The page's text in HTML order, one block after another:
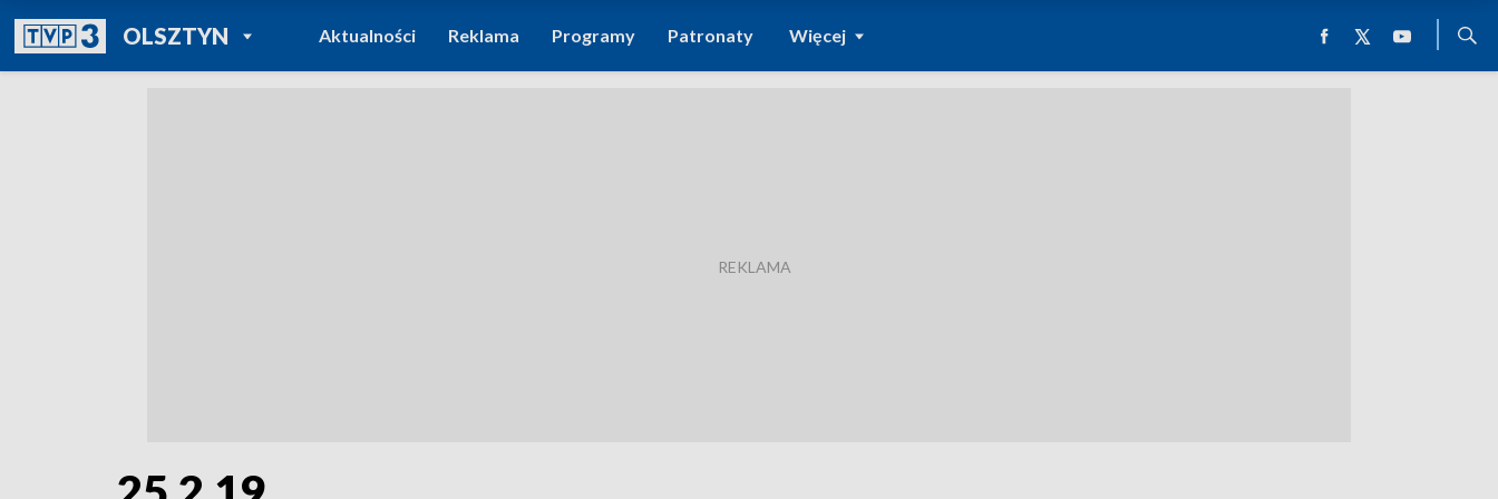
OLSZTYNPOWRÓT DO
TVP REGIONY
Aktualności Reklama Programy Patronaty Więcej